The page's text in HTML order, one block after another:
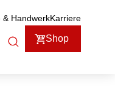
& HandwerkKarriere
Shop